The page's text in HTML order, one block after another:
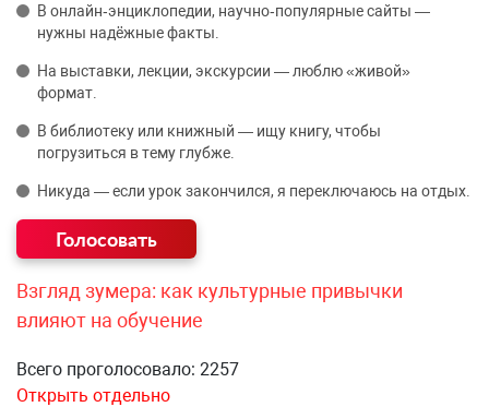
В онлайн‑энциклопедии, научно‑популярные сайты —
нужны надёжные факты.
На выставки, лекции, экскурсии — люблю «живой»
формат.
В библиотеку или книжный — ищу книгу, чтобы
погрузиться в тему глубже.
Никуда — если урок закончился, я переключаюсь на отдых.
Взгляд зумера: как культурные привычки
влияют на обучение
Всего проголосовало: 2257
Открыть отдельно